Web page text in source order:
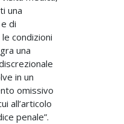
una
di
condizioni
una
in un
omissivo
all’articolo
penale”.